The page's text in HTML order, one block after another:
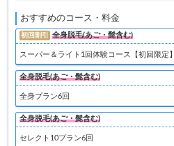
おすすめのコース・料金
初回割引 全身脱毛(あご・髭含む)
スーパー＆ライト1回体験コース【初回限定】
全身脱毛(あご・髭含む)
全身プラン6回
全身脱毛(あご・髭含む)
セレクト10プラン6回